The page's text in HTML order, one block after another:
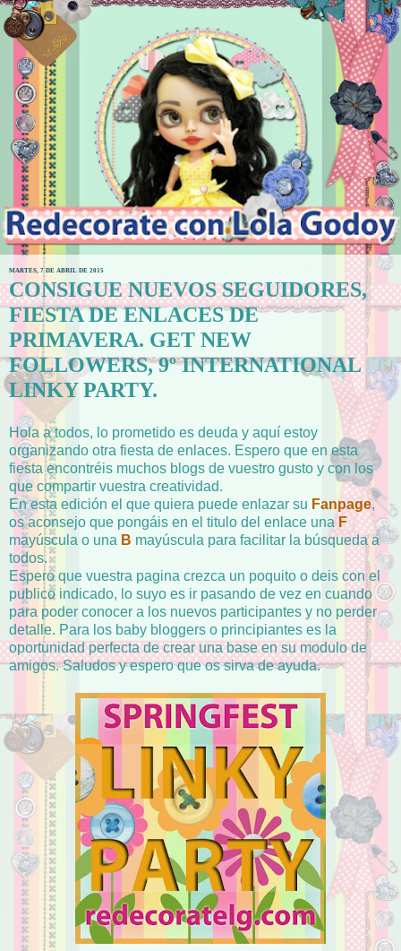
MARTES, 7 DE ABRIL DE 2015
CONSIGUE NUEVOS SEGUIDORES,
FIESTA DE ENLACES DE
PRIMAVERA. GET NEW
FOLLOWERS, 9º INTERNATIONAL
LINKY PARTY.
Hola a todos, lo prometido es deuda y aquí estoy
organizando otra fiesta de enlaces. Espero que en esta
fiesta encontréis muchos blogs de vuestro gusto y con los
que compartir vuestra creatividad.
En esta edición el que quiera puede enlazar su Fanpage,
os aconsejo que pongáis en el titulo del enlace una F
mayúscula o una B mayúscula para facilitar la búsqueda a
todos.
Espero que vuestra pagina crezca un poquito o deis con el
publico indicado, lo suyo es ir pasando de vez en cuando
para poder conocer a los nuevos participantes y no perder
detalle. Para los baby bloggers o principiantes es la
oportunidad perfecta de crear una base en su modulo de
amigos. Saludos y espero que os sirva de ayuda.